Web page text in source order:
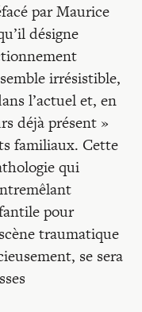
par Maurice
désigne
irrésistible,
l’actuel et, en
déjà présent »
familiaux. Cette
qui
pour
traumatique
se sera